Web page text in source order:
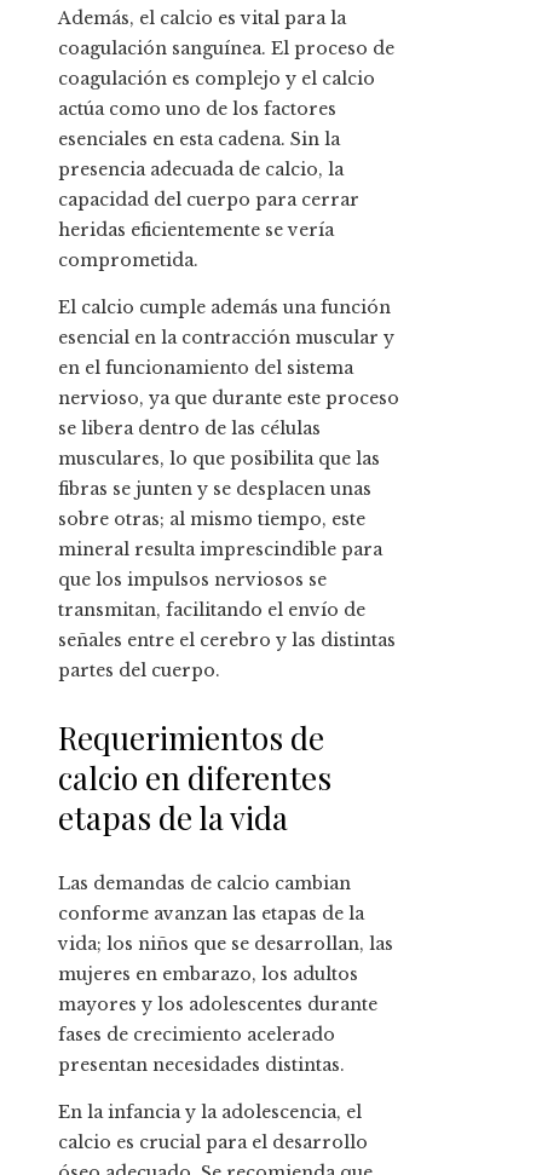
Además, el calcio es vital para la
coagulación sanguínea. El proceso de
coagulación es complejo y el calcio
actúa como uno de los factores
esenciales en esta cadena. Sin la
presencia adecuada de calcio, la
capacidad del cuerpo para cerrar
heridas eficientemente se vería
comprometida.
El calcio cumple además una función
esencial en la contracción muscular y
en el funcionamiento del sistema
nervioso, ya que durante este proceso
se libera dentro de las células
musculares, lo que posibilita que las
fibras se junten y se desplacen unas
sobre otras; al mismo tiempo, este
mineral resulta imprescindible para
que los impulsos nerviosos se
transmitan, facilitando el envío de
señales entre el cerebro y las distintas
partes del cuerpo.
Requerimientos de
calcio en diferentes
etapas de la vida
Las demandas de calcio cambian
conforme avanzan las etapas de la
vida; los niños que se desarrollan, las
mujeres en embarazo, los adultos
mayores y los adolescentes durante
fases de crecimiento acelerado
presentan necesidades distintas.
En la infancia y la adolescencia, el
calcio es crucial para el desarrollo